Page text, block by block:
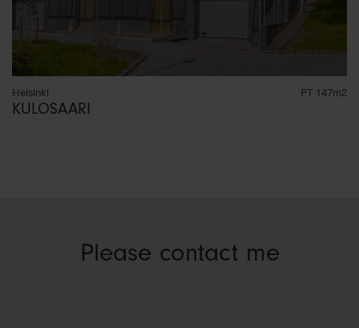
147m2
WESTEND
Please contact me